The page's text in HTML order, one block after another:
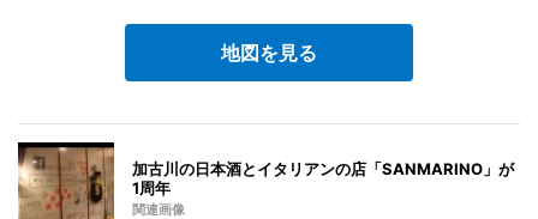
地図を見る
加古川の日本酒とイタリアンの店「SANMARINO」が
1周年
関連画像